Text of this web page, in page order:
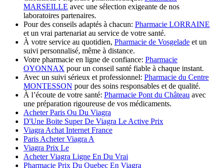
MARSEILLE avec une sélection exigeante de nos
laboratoires partenaires.
Pour des conseils adaptés à chacun: Pharmacie LORRAINE
et un vrai partenariat au service de votre santé.
À votre service au quotidien, Pharmacie de Vosgelade et un
suivi personnalisé, même à distance.
Votre pharmacie en ligne de confiance: Pharmacie
OYONNAX pour un conseil santé fiable à chaque instant.
Avec un suivi sérieux et professionnel: Pharmacie du Centre
MONTESSON pour des soins responsables et de qualité.
À l’écoute de votre santé: Pharmacie Pont du Château avec
une préparation rigoureuse de vos médicaments.
Acheter Paris Ou Du Viagra
D'Une Boite Super De Viagra Le Active Prix
Viagra Achat Internet France
Paris Acheter Viagra A
Viagra Prix Le
Acheter Viagra Ligne En Du Vrai
Pharmacie Prix Du Quebec En Viagra